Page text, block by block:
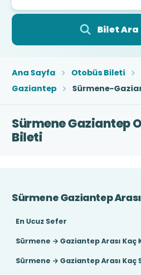
Bilet Ara
Ana Sayfa Otobüs Bileti
Gaziantep
Sürmene-
Sürmene Gaziantep
Bileti
Sürmene Gaziantep Arası
En Ucuz Sefer
Sürmene → Gaziantep Arası Kaç
Sürmene → Gaziantep Arası Kaç